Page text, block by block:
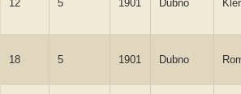
12 5 1901 Dubno
18 5 1901 Dubno